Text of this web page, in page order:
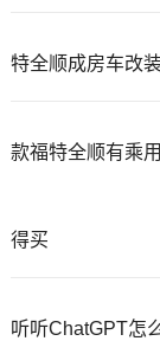
特全顺成房车改
款福特全顺有乘
得买
听听ChatGPT怎